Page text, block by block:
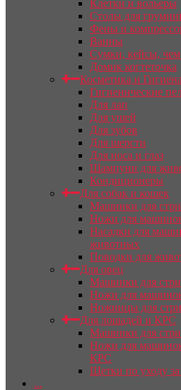
Клетки и вольеры
Столы для
Фены и
Ванны
Сумки, кейсы,
Домик когтеточка
Косметика и Гигиена
Гигиенические
Для лап
Для ушей
Для зубов
Для шерсти
Для носа и глаз
Шампуни для
Кондиционеры
Для собак и кошек
Машинки для
Ножи для
Насадки для
животных
Поводки для
Для овец
Машинки для
Ножи для
Ножницы для
Для лошадей и КРС
Машинки для
Ножи для
КРС
Щетки по уходу
...